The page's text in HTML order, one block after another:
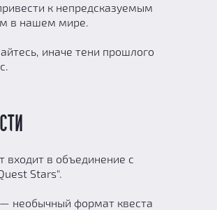
к непредсказуемым
в нашем мире.
иначе тени прошлого
входит в объединение с
Stars".
необычный формат квеста